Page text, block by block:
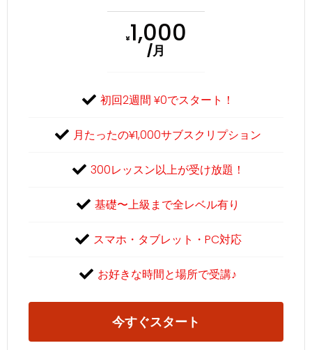
¥1,000
/月
初回2週間 ¥0でスタート！
月たったの¥1,000サブスクリプション
300レッスン以上が受け放題！
基礎〜上級まで全レベル有り
スマホ・タブレット・PC対応
お好きな時間と場所で受講♪
今すぐスタート